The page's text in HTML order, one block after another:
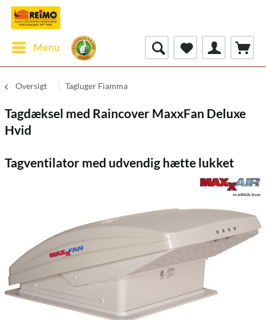
Menu
Oversigt Tagluger Fiamma
Tagdæksel med Raincover MaxxFan Deluxe
Hvid
Tagventilator med udvendig hætte lukket